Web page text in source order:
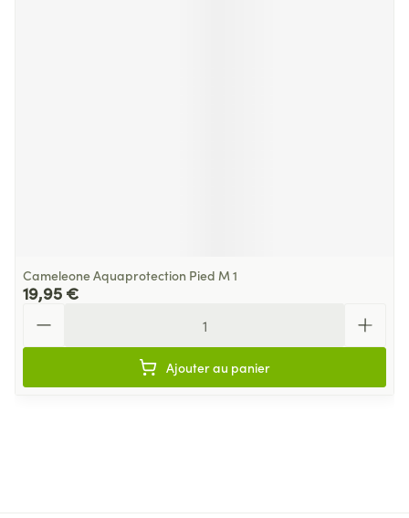
Cameleone Aquaprotection Pied M 1
19,95 €
Ajouter au panier